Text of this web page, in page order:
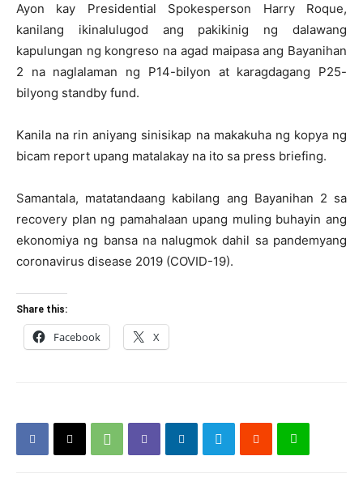
Ayon kay Presidential Spokesperson Harry Roque,
kanilang ikinalulugod ang pakikinig ng dalawang
kapulungan ng kongreso na agad maipasa ang Bayanihan
2 na naglalaman ng P14-bilyon at karagdagang P25-
bilyong standby fund.
Kanila na rin aniyang sinisikap na makakuha ng kopya ng
bicam report upang matalakay na ito sa press briefing.
Samantala, matatandaang kabilang ang Bayanihan 2 sa
recovery plan ng pamahalaan upang muling buhayin ang
ekonomiya ng bansa na nalugmok dahil sa pandemyang
coronavirus disease 2019 (COVID-19).
Share this:
Facebook X